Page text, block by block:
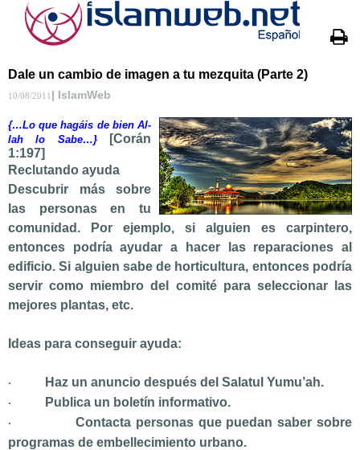
Dale un cambio de imagen a tu mezquita (Parte 2)
10/08/2011 | IslamWeb
{…Lo que hagáis de bien Al-
lah lo Sabe…}
[Corán
1:197]
Reclutando ayuda
Descubrir más sobre
las personas en tu
comunidad. Por ejemplo, si alguien es carpintero,
entonces podría ayudar a hacer las reparaciones al
edificio. Si alguien sabe de horticultura, entonces podría
servir como miembro del comité para seleccionar las
mejores plantas, etc.
Ideas para conseguir ayuda:
· Haz un anuncio después del Salatul Yumu’ah.
· Publica un boletín informativo.
·
Contacta personas que puedan saber sobre
programas de embellecimiento urbano.